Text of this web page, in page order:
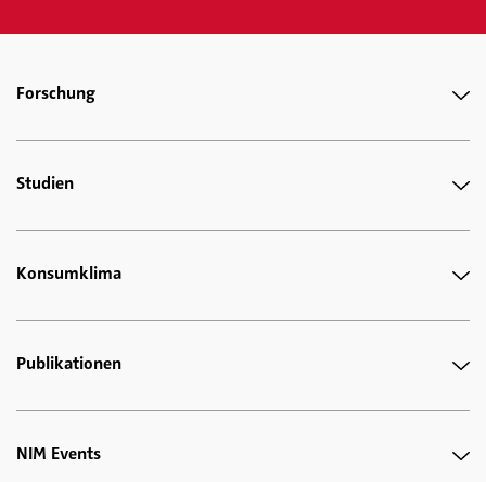
Forschung
Studien
Konsumklima
Publikationen
NIM Events